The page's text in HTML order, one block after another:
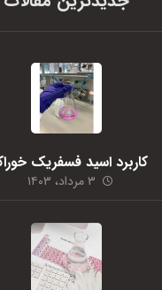
کاربرد اسید فسفریک
۳ مرداد، ۱۴۰۳